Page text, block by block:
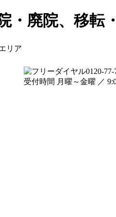
・廃院、移転
リア
0120-77-
受付時間 月曜～金曜 ／